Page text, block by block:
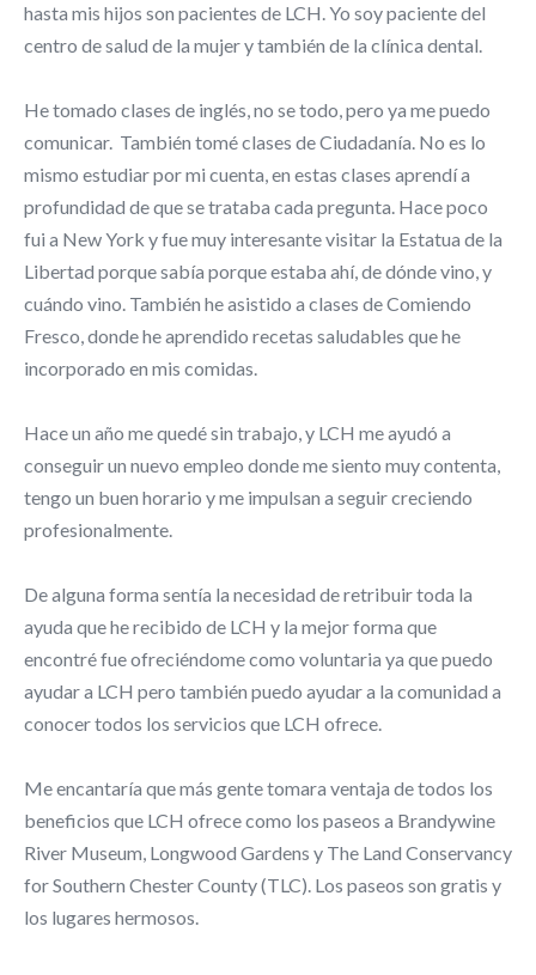
hasta mis hijos son pacientes de LCH. Yo soy paciente del
centro de salud de la mujer y también de la clínica dental.
He tomado clases de inglés, no se todo, pero ya me puedo
comunicar. También tomé clases de Ciudadanía. No es lo
mismo estudiar por mi cuenta, en estas clases aprendí a
profundidad de que se trataba cada pregunta. Hace poco
fui a New York y fue muy interesante visitar la Estatua de la
Libertad porque sabía porque estaba ahí, de dónde vino, y
cuándo vino. También he asistido a clases de Comiendo
Fresco, donde he aprendido recetas saludables que he
incorporado en mis comidas.
Hace un año me quedé sin trabajo, y LCH me ayudó a
conseguir un nuevo empleo donde me siento muy contenta,
tengo un buen horario y me impulsan a seguir creciendo
profesionalmente.
De alguna forma sentía la necesidad de retribuir toda la
ayuda que he recibido de LCH y la mejor forma que
encontré fue ofreciéndome como voluntaria ya que puedo
ayudar a LCH pero también puedo ayudar a la comunidad a
conocer todos los servicios que LCH ofrece.
Me encantaría que más gente tomara ventaja de todos los
beneficios que LCH ofrece como los paseos a Brandywine
River Museum, Longwood Gardens y The Land Conservancy
for Southern Chester County (TLC). Los paseos son gratis y
los lugares hermosos.